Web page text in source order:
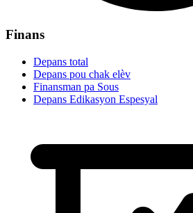
Finans
Depans total
Depans pou chak elèv
Finansman pa Sous
Depans Edikasyon Espesyal